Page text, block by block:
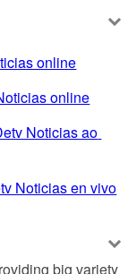
online
online
Noticias ao
Noticias en vivo
big variety